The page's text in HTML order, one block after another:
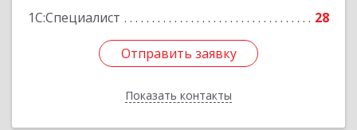
1С:Специалист
28
Отправить заявку
Показать контакты
Отправить заявку
Назад